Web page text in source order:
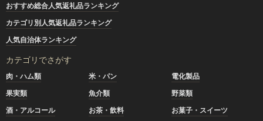
おすすめ総合人気返礼品ランキング
カテゴリ別人気返礼品ランキング
人気自治体ランキング
カテゴリでさがす
肉・ハム類 米・パン
電化製品
果実類
魚介類
野菜類
酒・アルコール
お茶・飲料
お菓子・スイーツ